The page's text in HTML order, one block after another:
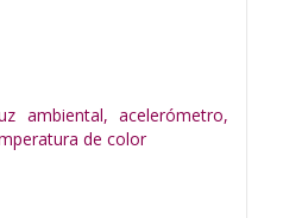
ambiental, acelerómetro,
de color